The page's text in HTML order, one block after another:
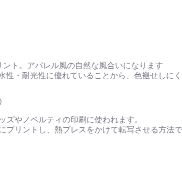
ト。アパレル風の自然な風合いになります
性・耐光性に優れていることから、色褪せしに
ズやノベルティの印刷に使われます。
プリントし、熱プレスをかけて転写させる方法